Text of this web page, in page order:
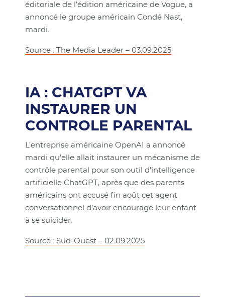
éditoriale de l’édition américaine de Vogue, a
annoncé le groupe américain Condé Nast,
mardi.
Source : The Media Leader – 03.09.2025
IA : CHATGPT VA
INSTAURER UN
CONTROLE PARENTAL
L’entreprise américaine OpenAI a annoncé
mardi qu’elle allait instaurer un mécanisme de
contrôle parental pour son outil d’intelligence
artificielle ChatGPT, après que des parents
américains ont accusé fin août cet agent
conversationnel d’avoir encouragé leur enfant
à se suicider.
Source : Sud-Ouest – 02.09.2025